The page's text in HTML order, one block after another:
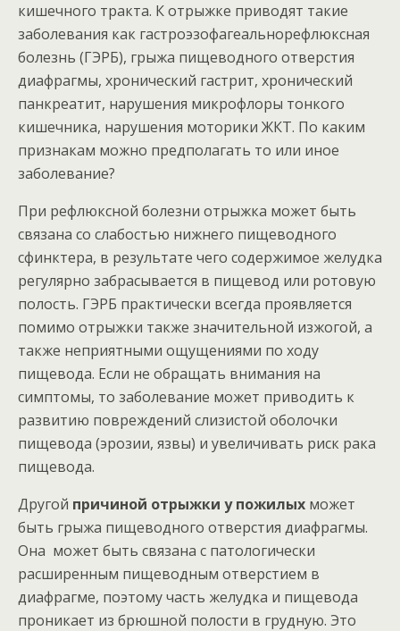
кишечного тракта. К отрыжке приводят такие
заболевания как гастроэзофагеальнорефлюксная
болезнь (ГЭРБ), грыжа пищеводного отверстия
диафрагмы, хронический гастрит, хронический
панкреатит, нарушения микрофлоры тонкого
кишечника, нарушения моторики ЖКТ. По каким
признакам можно предполагать то или иное
заболевание?
При рефлюксной болезни отрыжка может быть
связана со слабостью нижнего пищеводного
сфинктера, в результате чего содержимое желудка
регулярно забрасывается в пищевод или ротовую
полость. ГЭРБ практически всегда проявляется
помимо отрыжки также значительной изжогой, а
также неприятными ощущениями по ходу
пищевода. Если не обращать внимания на
симптомы, то заболевание может приводить к
развитию повреждений слизистой оболочки
пищевода (эрозии, язвы) и увеличивать риск рака
пищевода.
Другой причиной отрыжки у пожилых может
быть грыжа пищеводного отверстия диафрагмы.
Она может быть связана с патологически
расширенным пищеводным отверстием в
диафрагме, поэтому часть желудка и пищевода
проникает из брюшной полости в грудную. Это